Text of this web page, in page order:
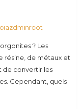
? Les
résine, de métaux et
de convertir les
Cependant, quels